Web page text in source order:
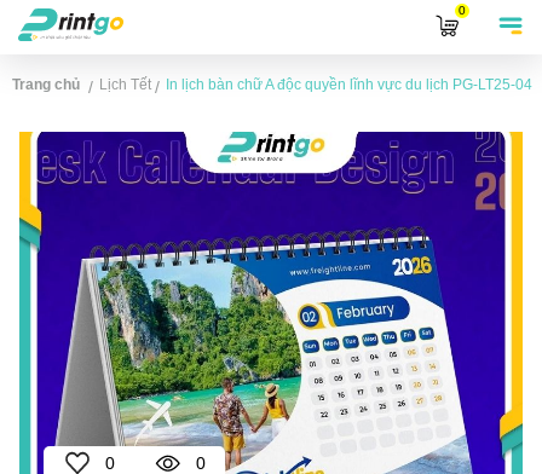
0
Trang chủ / Lịch Tết / In lịch bàn chữ A độc quyền lĩnh vực du lịch PG-LT25-04
0 0